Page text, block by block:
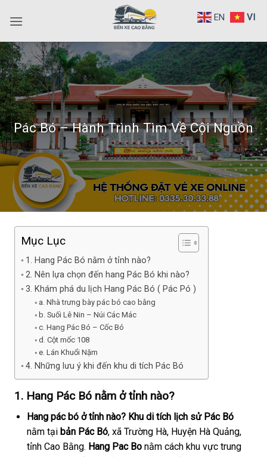
qua
dung
Pác Bó – Hành Trình Tìm Về Cội Nguồn
Mục Lục
1. Hang Pác Bó nằm ở tỉnh nào?
2. Nên lựa chọn đến hang Pác Bó khi nào?
3. Khám phá du lịch Hang Pác Bó ( Pác Pó )
a. Nhà trưng bày pác bó cao bằng
b. Suối Lê Nin – Núi Các Mác
c. Hang Pác Bó – Cốc Bó
d. Cột mốc 108
e. Lán Khuổi Nặm
4. Những lưu ý khi đến khu di tích Pác Bó
1. Hang Pác Bó nằm ở tỉnh nào?
Hang pác bó ở tỉnh nào? Khu di tích lịch sử Pác Bó
nằm tạibản Pác Bó, xã Trường Hà, Huyện Hà Quảng,
tỉnh Cao Bằng. Hang Pac Bonằm cách khu vực trung
EN VI